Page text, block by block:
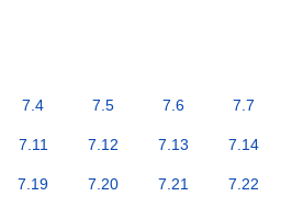
7.4 7.5 7.6 7.7
7.11 7.12 7.13 7.14
7.19 7.20 7.21 7.22